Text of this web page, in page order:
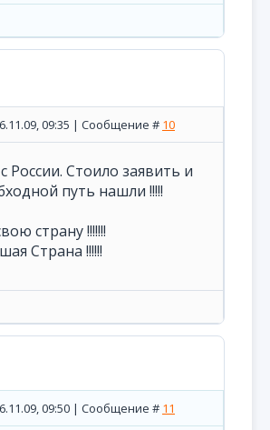
09:35 | Сообщение # 10
России. Стоило заявить и
путь нашли !!!!!
страну !!!!!!!
Страна !!!!!!
09:50 | Сообщение # 11